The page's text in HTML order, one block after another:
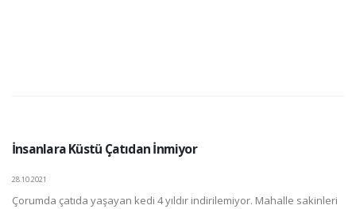
İnsanlara Küstü Çatıdan İnmiyor
28.10.2021
Çorumda çatıda yaşayan kedi 4 yıldır indirilemiyor. Mahalle sakinleri